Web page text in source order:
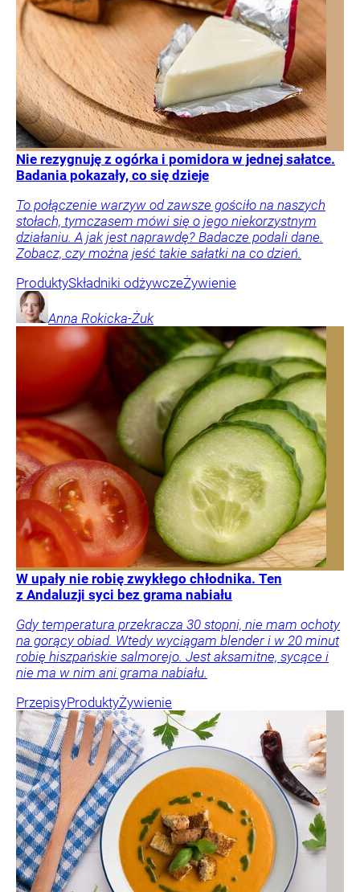
Nie rezygnuję z ogórka i pomidora w jednej sałatce.
Badania pokazały, co się dzieje
To połączenie warzyw od zawsze gościło na naszych
stołach, tymczasem mówi się o jego niekorzystnym
działaniu. A jak jest naprawdę? Badacze podali dane.
Zobacz, czy można jeść takie sałatki na co dzień.
ProduktySkładniki odżywczeŻywienie
Anna Rokicka-Żuk
W upały nie robię zwykłego chłodnika. Ten
z Andaluzji syci bez grama nabiału
Gdy temperatura przekracza 30 stopni, nie mam ochoty
na gorący obiad. Wtedy wyciągam blender i w 20 minut
robię hiszpańskie salmorejo. Jest aksamitne, sycące i
nie ma w nim ani grama nabiału.
PrzepisyProduktyŻywienie